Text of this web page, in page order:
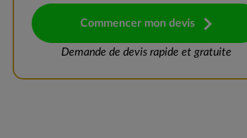
Commencer mon devis
Demande de devis rapide et gratuite